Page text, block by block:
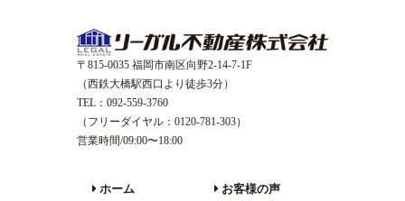
〒815-0035 福岡市南区向野2-14-7-1F
（西鉄大橋駅西口より徒歩3分）
TEL：092-559-3760
（フリーダイヤル：0120-781-303）
営業時間/09:00〜18:00
ホーム お客様の声